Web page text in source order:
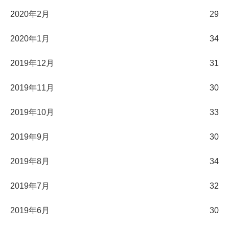
2020年2月 29
2020年1月 34
2019年12月 31
2019年11月 30
2019年10月 33
2019年9月 30
2019年8月 34
2019年7月 32
2019年6月 30